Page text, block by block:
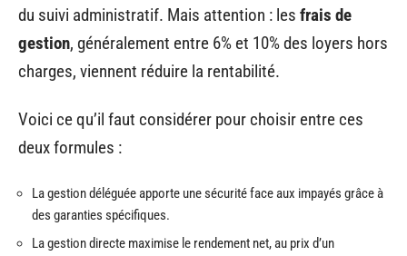
du suivi administratif. Mais attention : les frais de
gestion, généralement entre 6% et 10% des loyers hors
charges, viennent réduire la rentabilité.
Voici ce qu’il faut considérer pour choisir entre ces
deux formules :
La gestion déléguée apporte une sécurité face aux impayés grâce à
des garanties spécifiques.
La gestion directe maximise le rendement net, au prix d’un